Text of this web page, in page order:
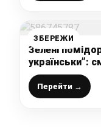
ЗБЕРЕЖИ
Зелені
українськи”:
яка взимку
помідорки не
смакоту)
Перейти →